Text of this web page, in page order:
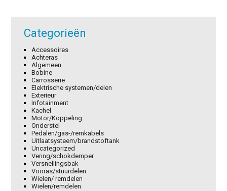
Categorieën
Accessoires
Achteras
Algemeen
Bobine
Carrosserie
Elektrische systemen/delen
Exterieur
Infotainment
Kachel
Motor/Koppeling
Onderstel
Pedalen/gas-/remkabels
Uitlaatsysteem/brandstoftank
Uncategorized
Vering/schokdemper
Versnellingsbak
Vooras/stuurdelen
Wielen/ remdelen
Wielen/remdelen